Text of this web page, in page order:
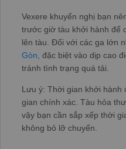
Vexere khuyến nghị bạn
trước giờ tàu khởi hành để
lên tàu. Đối với các ga lớn
Gòn , đặc biệt vào dịp cao
tránh tình trạng quá tải.
Lưu ý: Thời gian khởi hành
gian chính xác. Tàu hỏa
vậy bạn cần sắp xếp thời
không bỏ lỡ chuyến.